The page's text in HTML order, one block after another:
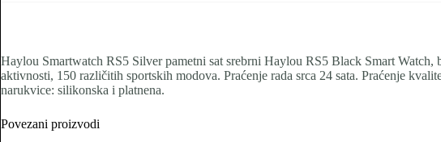
Haylou Smartwatch RS5 Silver pametni sat srebrni Haylou RS5 Black Smart
aktivnosti, 150 različitih sportskih modova. Praćenje rada srca 24 sata. Praćenje
narukvice: silikonska i platnena.
Povezani proizvodi